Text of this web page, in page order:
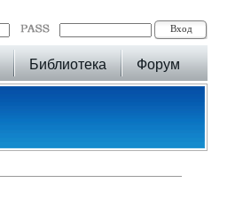
Библиотека Форум